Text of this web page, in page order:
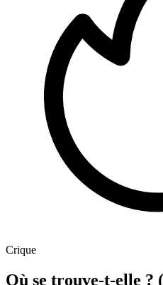
Crique
Où se trouve-t-elle ?